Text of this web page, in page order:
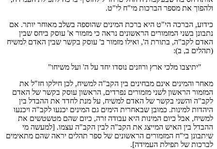
ולהפוך את מספר הברכות מי"ח לי"ט.
כידוע, הברכה הי"ט היא ברכת המינים שהוספה בשלב מאוחר יותר. אם
נתבונן בשני המזמורים הראשונים נראה כי מזמור א' עוסק ביחס שבין
האדם לקב"ה, בתורת ה', ואילו מזמור ב' עוסק בקשר שבין האדם למשיח
(תהלים ב, ב):
"יתיצבו מלכי ארץ ורוזנים נוסדו יחד על ה' ועל משיחו"
מאחר והמינים אינם מבחינים בין הקב"ה למשיח, לכן חילקו חז"ל את
המזמור הראשון לשני מזמורים נפרדים, הראשון עוסק בקשר של האדם
לקב"ה והשני בקשר של האדם למשיח, על מנת לחדד את ההבדל בין
היהדות למינות. כמובן שבאחרית הימים גם המינים יכנעו לקב"ה ויכנעו
למשיח, אבל כיום המינות היא עבודה זרה, כיום שהם מטשטשים את
ההבדל בין האיש המייצג את הקב"ה לבין הקב"ה עצמו. [למעשה מי
שיתבונן בי"ח המזמורים הראשונים של ספר תהלים יראה שהם מתאימים
לברכות של תפילת העמידה].